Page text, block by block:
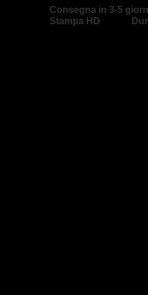
Consegna in 3-5
Stampa HD